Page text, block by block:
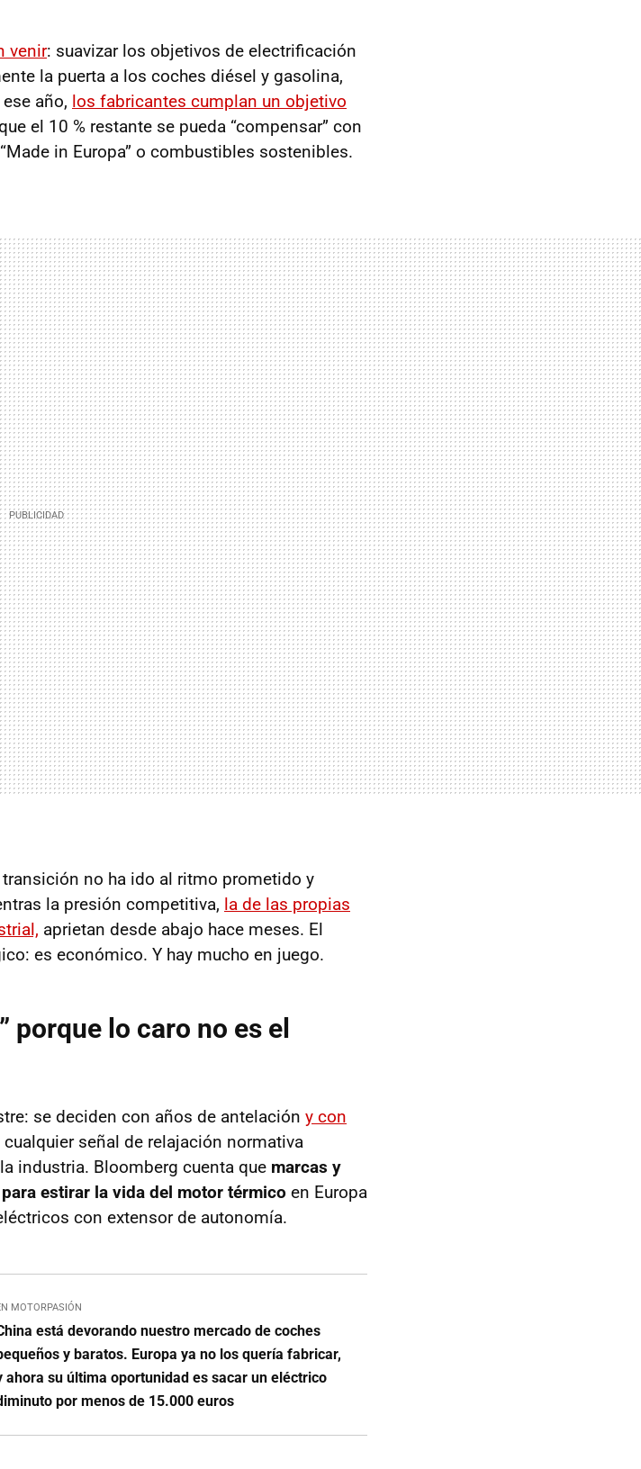
venir: suavizar los objetivos de electrificación
la puerta a los coches diésel y gasolina,
año, los fabricantes cumplan un objetivo
el 10 % restante se pueda “compensar” con
in Europa” o combustibles sostenibles.
no ha ido al ritmo prometido y
la presión competitiva, la de las propias
aprietan desde abajo hace meses. El
es económico. Y hay mucho en juego.
porque lo caro no es el
se deciden con años de antelación y con
cualquier señal de relajación normativa
industria. Bloomberg cuenta que marcas y
estirar la vida del motor térmico en Europa
con extensor de autonomía.
MOTORPASIÓN
está devorando nuestro mercado de coches
y baratos. Europa ya no los quería fabricar,
ahora su última oportunidad es sacar un eléctrico
por menos de 15.000 euros